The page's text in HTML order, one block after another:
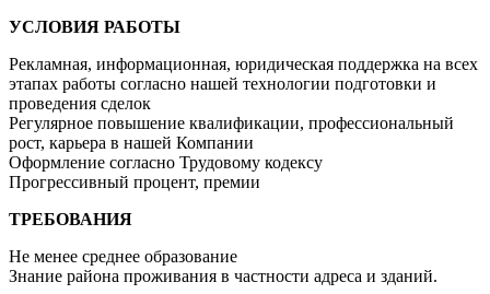
УСЛОВИЯ РАБОТЫ
Рекламная, информационная, юридическая поддержка на всех
этапах работы согласно нашей технологии подготовки и
проведения сделок
Регулярное повышение квалификации, профессиональный
рост, карьера в нашей Компании
Оформление согласно Трудовому кодексу
Прогрессивный процент, премии
ТРЕБОВАНИЯ
Не менее среднее образование
Знание района проживания в частности адреса и зданий.